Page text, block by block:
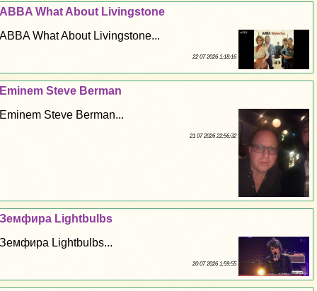
ABBA What About Livingstone
ABBA What About Livingstone...
22 07 2026 1:18:16
Eminem Steve Berman
Eminem Steve Berman...
21 07 2026 22:56:32
Земфира Lightbulbs
Земфира Lightbulbs...
20 07 2026 1:59:55